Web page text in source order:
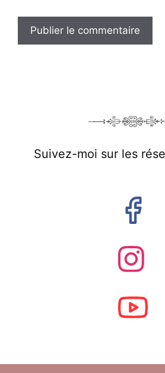
Suivez-moi sur les